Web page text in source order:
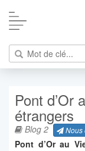
Pont d’Or
étrangers
Blog 2 Nous
Pont d’Or au